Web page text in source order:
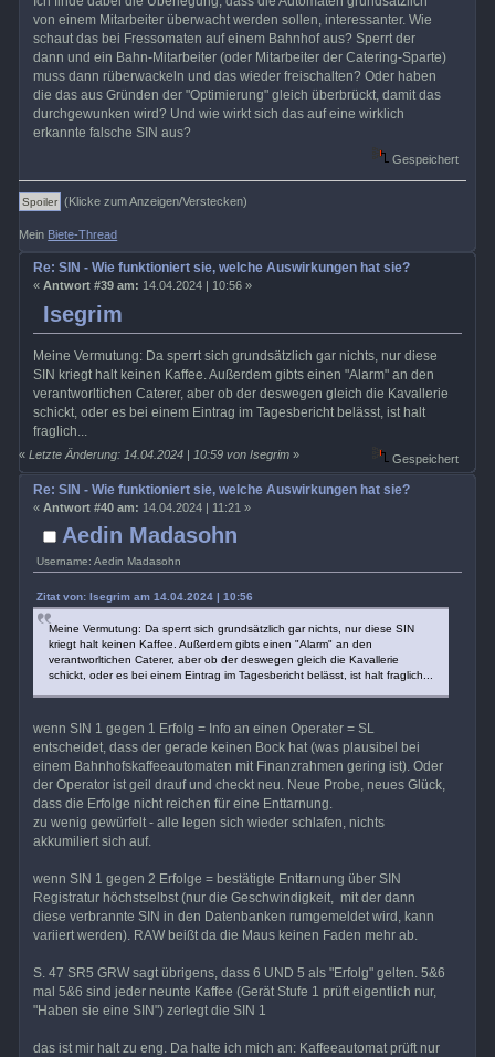
von einem Mitarbeiter überwacht werden sollen, interessanter. Wie
schaut das bei Fressomaten auf einem Bahnhof aus? Sperrt der
dann und ein Bahn-Mitarbeiter (oder Mitarbeiter der Catering-Sparte)
muss dann rüberwackeln und das wieder freischalten? Oder haben
die das aus Gründen der "Optimierung" gleich überbrückt, damit das
durchgewunken wird? Und wie wirkt sich das auf eine wirklich
erkannte falsche SIN aus?
Gespeichert
(Klicke zum Anzeigen/Verstecken)
Mein Biete-Thread
Isegrim
Re: SIN - Wie funktioniert sie, welche Auswirkungen hat sie?
« Antwort #39 am: 14.04.2024 | 10:56 »
Meine Vermutung: Da sperrt sich grundsätzlich gar nichts, nur diese
SIN kriegt halt keinen Kaffee. Außerdem gibts einen "Alarm" an den
verantworltichen Caterer, aber ob der deswegen gleich die Kavallerie
schickt, oder es bei einem Eintrag im Tagesbericht belässt, ist halt
fraglich...
«Letzte Änderung: 14.04.2024 | 10:59 von Isegrim » Gespeichert
Aedin Madasohn
Username: Aedin Madasohn
Re: SIN - Wie funktioniert sie, welche Auswirkungen hat sie?
« Antwort #40 am: 14.04.2024 | 11:21 »
Zitat von: Isegrim am 14.04.2024 | 10:56
Meine Vermutung: Da sperrt sich grundsätzlich gar nichts, nur diese SIN
kriegt halt keinen Kaffee. Außerdem gibts einen "Alarm" an den
verantworltichen Caterer, aber ob der deswegen gleich die Kavallerie
schickt, oder es bei einem Eintrag im Tagesbericht belässt, ist halt fraglich...
wenn SIN 1 gegen 1 Erfolg = Info an einen Operater = SL
entscheidet, dass der gerade keinen Bock hat (was plausibel bei
einem Bahnhofskaffeeautomaten mit Finanzrahmen gering ist). Oder
der Operator ist geil drauf und checkt neu. Neue Probe, neues Glück,
dass die Erfolge nicht reichen für eine Enttarnung.
zu wenig gewürfelt - alle legen sich wieder schlafen, nichts
akkumiliert sich auf.
wenn SIN 1 gegen 2 Erfolge = bestätigte Enttarnung über SIN
Registratur höchstselbst (nur die Geschwindigkeit, mit der dann
diese verbrannte SIN in den Datenbanken rumgemeldet wird, kann
variiert werden). RAW beißt da die Maus keinen Faden mehr ab.
S. 47 SR5 GRW sagt übrigens, dass 6 UND 5 als "Erfolg" gelten. 5&6
mal 5&6 sind jeder neunte Kaffee (Gerät Stufe 1 prüft eigentlich nur,
"Haben sie eine SIN") zerlegt die SIN 1
das ist mir halt zu eng. Da halte ich mich an: Kaffeeautomat prüft nur